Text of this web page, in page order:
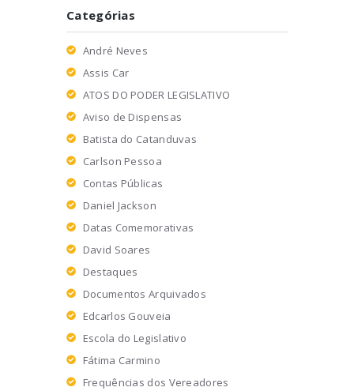
Categórias
André Neves
Assis Car
ATOS DO PODER LEGISLATIVO
Aviso de Dispensas
Batista do Catanduvas
Carlson Pessoa
Contas Públicas
Daniel Jackson
Datas Comemorativas
David Soares
Destaques
Documentos Arquivados
Edcarlos Gouveia
Escola do Legislativo
Fátima Carmino
Frequências dos Vereadores